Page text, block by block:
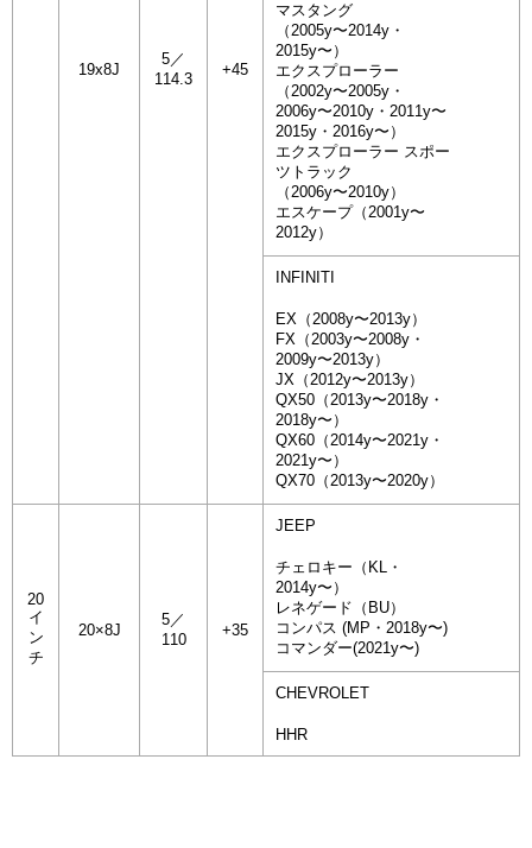
19x8J
5／
114.3
+45
マスタング
（2005y〜2014y・
2015y〜）
エクスプローラー
（2002y〜2005y・
2006y〜2010y・2011y〜
2015y・2016y〜）
エクスプローラー スポー
ツトラック
（2006y〜2010y）
エスケープ（2001y〜
2012y）
INFINITI
EX（2008y〜2013y）
FX（2003y〜2008y・
2009y〜2013y）
JX（2012y〜2013y）
QX50（2013y〜2018y・
2018y〜）
QX60（2014y〜2021y・
2021y〜）
QX70（2013y〜2020y）
20
イ
ン
チ
20×8J
5／
110
+35
JEEP
チェロキー（KL・
2014y〜）
レネゲード（BU）
コンパス (MP・2018y〜)
コマンダー(2021y〜)
CHEVROLET
HHR